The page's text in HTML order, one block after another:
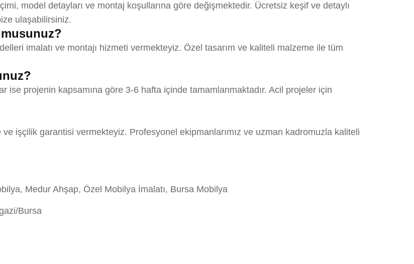
model detayları ve montaj koşullarına göre değişmektedir. Ücretsiz keşif ve detaylı
ulaşabilirsiniz.
imalatı ve montajı hizmeti vermekteyiz. Özel tasarım ve kaliteli malzeme ile tüm
ise projenin kapsamına göre 3-6 hafta içinde tamamlanmaktadır. Acil projeler için
işçilik garantisi vermekteyiz. Profesyonel ekipmanlarımız ve uzman kadromuzla kaliteli
Medur Ahşap, Özel Mobilya İmalatı, Bursa Mobilya
Bursa